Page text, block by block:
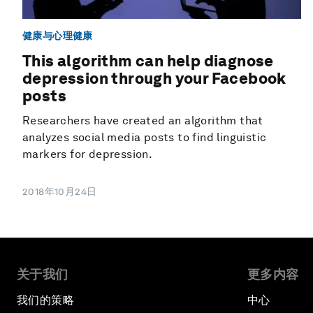
健康与心理健康
This algorithm can help diagnose
depression through your Facebook
posts
Researchers have created an algorithm that
analyzes social media posts to find linguistic
markers for depression.
2018年10月24日
关于我们
我们的策略
更多内容
中心